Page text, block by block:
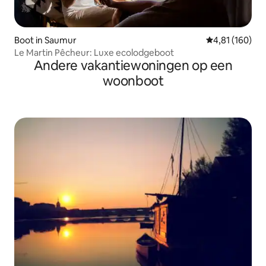
Boot in Saumur Gemiddelde
4,81 (160)
Le Martin Pêcheur: Luxe ecolodgeboot
Andere vakantiewoningen op een
woonboot